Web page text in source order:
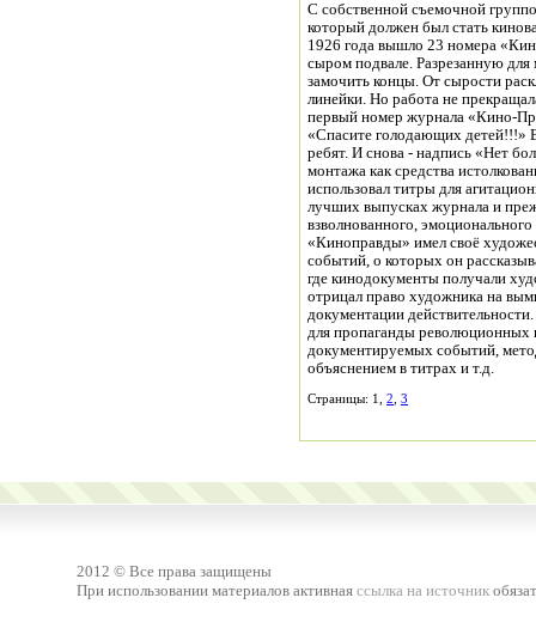
С собственной съемочной
который должен был стать
1926 года вышло 23 номера
сыром подвале. Разрезанную
замочить концы. От сырости
линейки. Но работа не
первый номер журнала «Кино-
«Спасите голодающих детей!!!»
ребят. И снова - надпись «Нет
монтажа как средства
использовал титры для
лучших выпусках журнала и
взволнованного,
«Киноправды» имел своё
событий, о которых он
где кинодокументы получали
отрицал право художника на
документации
для пропаганды революционных
документируемых событий,
объяснением в титрах и т.д.
Страницы: 1, 2 3
2012 © Все права защищены
При использовании материалов активная ссылка на источник